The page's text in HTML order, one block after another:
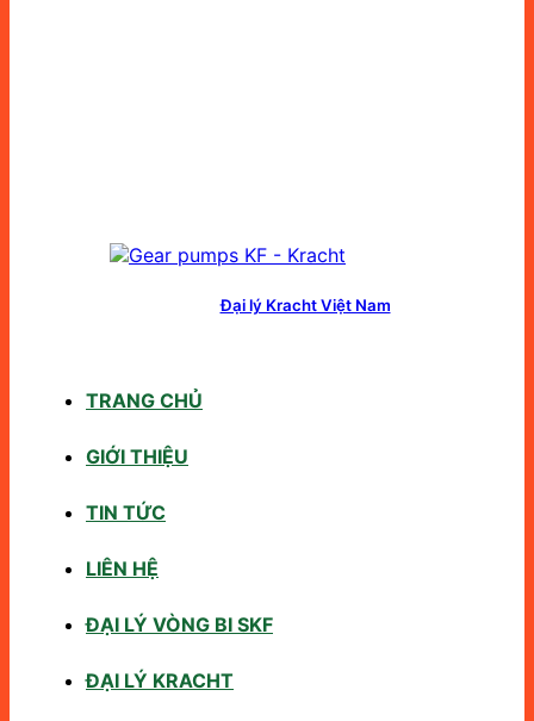
Đại lý Kracht Việt Nam
TRANG CHỦ
GIỚI THIỆU
TIN TỨC
LIÊN HỆ
ĐẠI LÝ VÒNG BI SKF
ĐẠI LÝ KRACHT